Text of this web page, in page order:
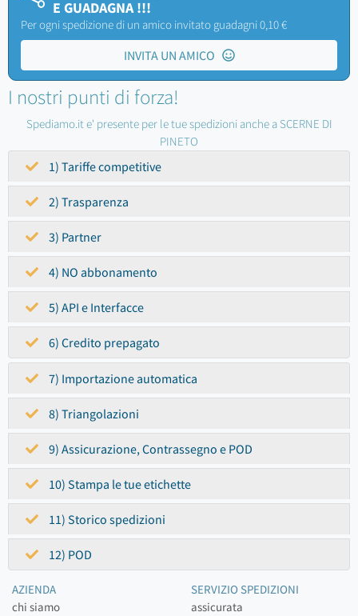
E GUADAGNA !!!
Per ogni spedizione di un amico invitato guadagni 0,10 €
INVITA UN AMICO
I nostri punti di forza!
Spediamo.it e' presente per le tue spedizioni anche a SCERNE DI
PINETO
1) Tariffe competitive
2) Trasparenza
3) Partner
4) NO abbonamento
5) API e Interfacce
6) Credito prepagato
7) Importazione automatica
8) Triangolazioni
9) Assicurazione, Contrassegno e POD
10) Stampa le tue etichette
11) Storico spedizioni
12) POD
AZIENDA
chi siamo
SERVIZIO SPEDIZIONI
assicurata